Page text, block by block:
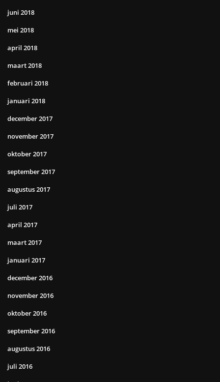
juni 2018
mei 2018
april 2018
maart 2018
februari 2018
januari 2018
december 2017
november 2017
oktober 2017
september 2017
augustus 2017
juli 2017
april 2017
maart 2017
januari 2017
december 2016
november 2016
oktober 2016
september 2016
augustus 2016
juli 2016